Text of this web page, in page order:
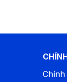
Chính